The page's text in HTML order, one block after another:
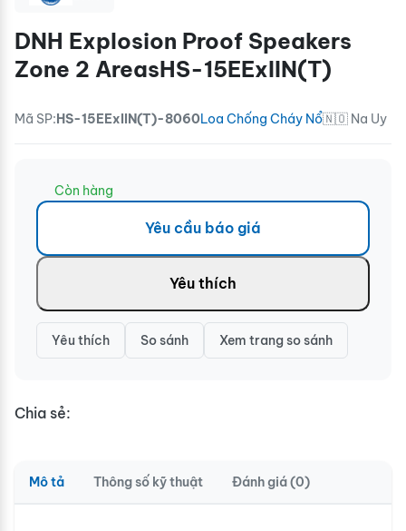
DNH Explosion Proof Speakers
Zone 2 AreasHS-15EExIIN(T)
Mã SP:HS-15EExIIN(T)-8060Loa Chống Cháy Nổ🇳🇴 Na Uy
Còn hàng
Yêu cầu báo giá
Yêu thích
Yêu thích So sánh Xem trang so sánh
Chia sẻ:
Mô tả Thông số kỹ thuật Đánh giá (0)